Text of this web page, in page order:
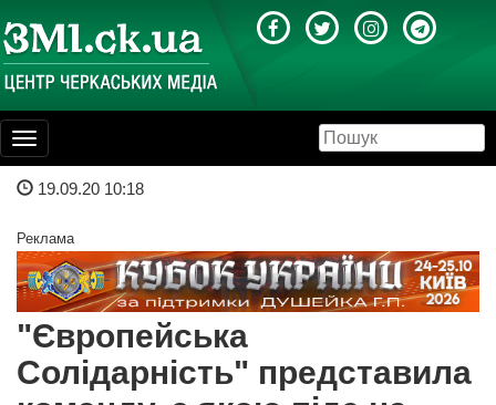
Toggle
navigation
19.09.20 10:18
Реклама
"Європейська
Солідарність" представила